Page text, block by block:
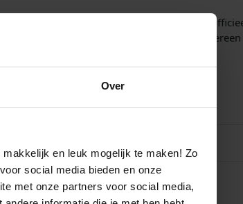
Over
en leuk mogelijk te maken! Zo
social media bieden en onze
met onze partners voor social media,
de armbanden zijn allemaal gemaakt van
het unieke karakter van ieder persoon. Iedereen